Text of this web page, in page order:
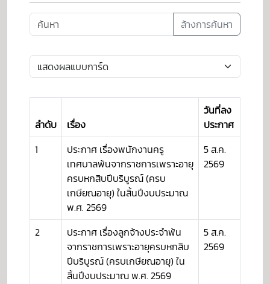
ล้างการค้นหา
ลำดับ เรื่อง
วันที่ลง
ประกาศ
1
ประกาศ เรื่องพนักงานครู
เทศบาลพ้นจากราชการเพราะอายุ
ครบหกสิบปีบริบูรณ์ (ครบ
เกษียณอายุ) ในสิ้นปีงบประมาณ
พ.ศ. 2569
5 ส.ค.
2569
2
ประกาศ เรื่องลูกจ้างประจำพ้น
จากราชการเพราะอายุครบหกสิบ
ปีบริบูรณ์ (ครบเกษียณอายุ) ใน
สิ้นปีงบประมาณ พ.ศ. 2569
5 ส.ค.
2569